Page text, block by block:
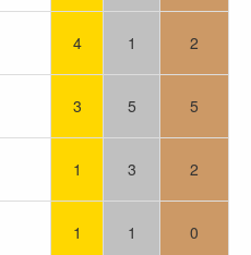
4 1 2
3 5 5
1 3 2
1 1 0